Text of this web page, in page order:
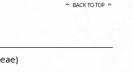
BACK TO TOP